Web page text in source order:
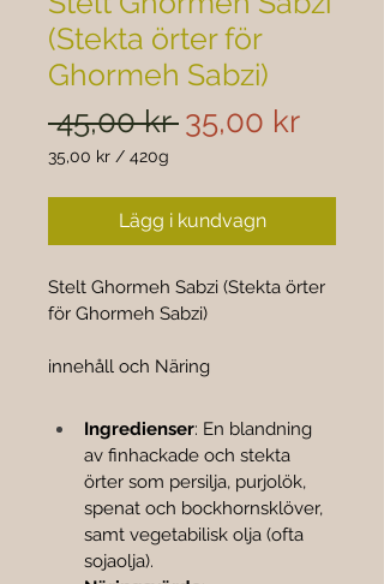
(Stekta örter för
Ghormeh Sabzi)
45,00 kr Ordinarie
35,00 kr
35,00 kr / 420g
per
gram
Lägg i kundvagn
Stelt Ghormeh Sabzi (Stekta örter
för Ghormeh Sabzi)
innehåll och Näring
Ingredienser: En blandning
av finhackade och stekta
örter som persilja, purjolök,
spenat och bockhornsklöver,
samt vegetabilisk olja (ofta
sojaolja).